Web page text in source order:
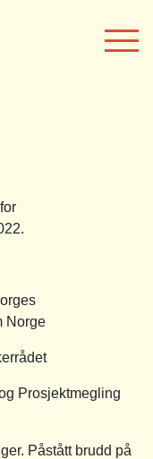
Norge
Påstått brudd på